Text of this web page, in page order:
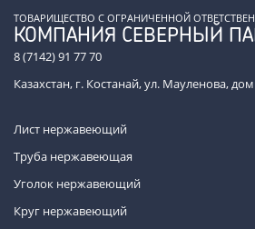
ТОВАРИЩЕСТВО С ОГРАНИЧЕННОЙ
КОМПАНИЯ СЕВЕРНЫЙ
8 (7142) 91 77 70
Казахстан, г. Костанай, ул. Мауленова,
Лист нержавеющий
Труба нержавеющая
Уголок нержавеющий
Круг нержавеющий